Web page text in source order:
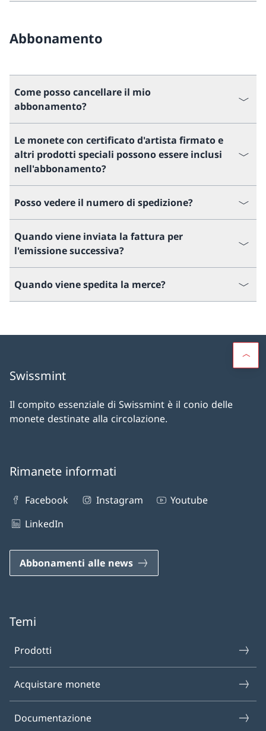
Abbonamento
Come posso cancellare il mio
abbonamento?
Le monete con certificato d'artista firmato e
altri prodotti speciali possono essere inclusi
nell'abbonamento?
Posso vedere il numero di spedizione?
Quando viene inviata la fattura per
l'emissione successiva?
Quando viene spedita la merce?
Swissmint
Il compito essenziale di Swissmint è il conio delle
monete destinate alla circolazione.
Rimanete informati
Facebook Instagram
Youtube
LinkedIn
Abbonamenti alle news
Temi
Prodotti
Acquistare monete
Documentazione